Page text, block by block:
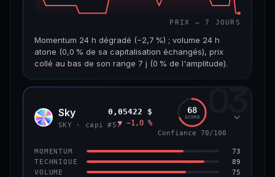
PRIX — 7 JOURS
Momentum 24 h dégradé (−2,7 %) ; volume 24 h
atone (0,0 % de sa capitalisation échangés), prix
collé au bas de son range 7 j (0 % de l'amplitude).
CAP. MARCHÉ VOLUME 24 H
VAR. 7 J VAR. 30 J
−3,2 %
VS ATH
−5,6 %
RANG CAPI.
#9
03
SKY Sky
SKY · capi #57
0,05422 $
▼ −1,0 %
68
SCORE
Confiance 70/100
MOMENTUM 73
TECHNIQUE 89
VOLUME 75